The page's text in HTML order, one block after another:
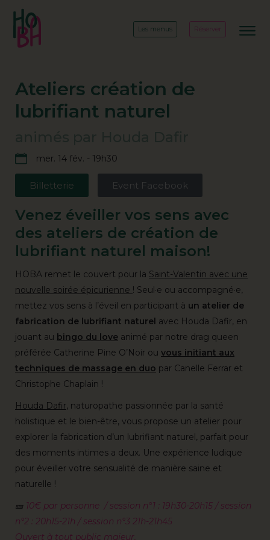
Les menus Réserver
Ateliers création de
lubrifiant naturel
mer. 14 fév. - 19h30
Billetterie Event Facebook
Venez éveiller vos sens avec
des ateliers de création de
lubrifiant naturel maison!
HOBA remet le couvert pour la Saint-Valentin avec une
nouvelle soirée épicurienne ! Seul·e ou accompagné·e,
mettez vos sens à l’éveil en participant à un atelier de
fabrication de lubrifiant naturel avec Houda Dafir, en
jouant au bingo du love animé par notre drag queen
préférée Catherine Pine O’Noir ou vous initiant aux
techniques de massage en duo par Canelle Ferrar et
Christophe Chaplain !
Houda Dafir, naturopathe passionnée par la santé
holistique et le bien-être, vous propose un atelier pour
explorer la fabrication d’un lubrifiant naturel, parfait pour
des moments intimes a deux. Une expérience ludique
pour éveiller votre sensualité de manière saine et
naturelle !
🎫 10€ par personne / session n°1 : 19h30-20h15 / session
n°2 : 20h15-21h / session n°3 21h-21h45
Ouvert à tout public majeur.